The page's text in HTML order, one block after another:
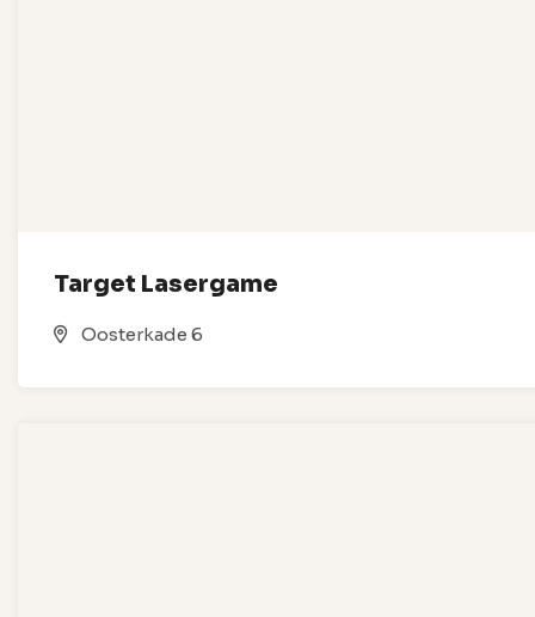
Target Lasergame
Oosterkade 6